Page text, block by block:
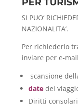
SI PUO’
NAZIONALITA’.
Per richiederlo
inviare per e-
scansione
datedel
Diritti